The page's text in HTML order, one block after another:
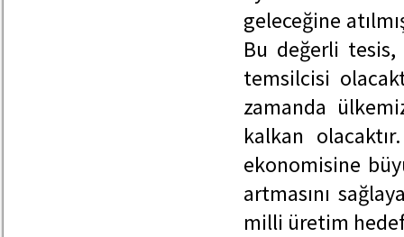
geleceğine
Bu değerli tesis,
temsilcisi
zamanda
kalkan
ekonomisine
artmasını
milli üretim